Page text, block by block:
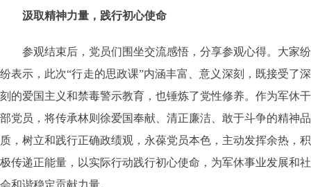
汲取精神力量，践行初心使命
参观结束后，党员们围坐交流感悟，分享参观心得。大家纷
纷表示，此次“行走的思政课”内涵丰富、意义深刻，既接受了深
刻的爱国主义和禁毒警示教育，也锤炼了党性修养。作为军休干
部党员，将传承林则徐爱国奉献、清正廉洁、敢于斗争的精神品
质，树立和践行正确政绩观，永葆党员本色，主动发挥余热，积
极传递正能量，以实际行动践行初心使命，为军休事业发展和社
会和谐稳定贡献力量。